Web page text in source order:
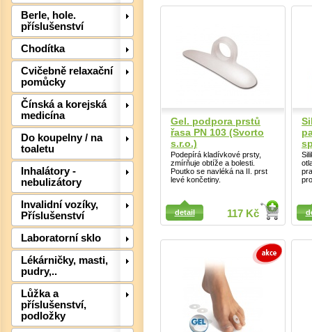
Berle, hole.
příslušenství
Chodítka
Cvičebně relaxační
pomůcky
Čínská a korejská
medicína
Do koupelny / na
toaletu
Inhalátory -
nebulizátory
Invalidní vozíky,
Příslušenství
Laboratorní sklo
Lékárničky, masti,
pudry,..
Lůžka a
příslušenství,
podložky
Gel. podpora prstů
řasa PN 103 (Svorto
s.r.o.)
Podepírá kladívkové prsty,
zmírňuje obtíže a bolesti.
Poutko se navléká na II. prst
levé končetiny.
117 Kč
detail
Detail
Detail